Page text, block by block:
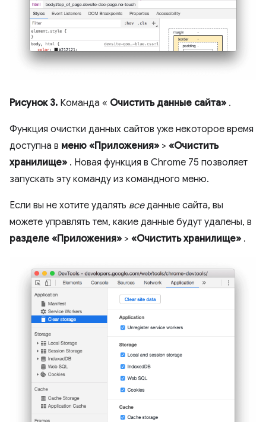
Рисунок 3. Команда « Очистить данные сайта» .
Функция очистки данных сайтов уже некоторое время
доступна в меню «Приложения» > «Очистить
хранилище» . Новая функция в Chrome 75 позволяет
запускать эту команду из командного меню.
Если вы не хотите удалять вседанные сайта, вы
можете управлять тем, какие данные будут удалены, в
разделе «Приложения» > «Очистить хранилище» .